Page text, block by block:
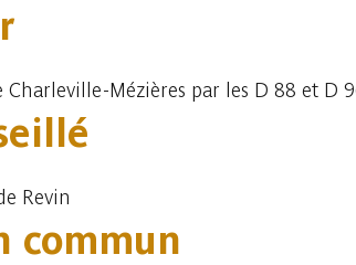
Mézières par les D 88 et D
Revin
commun